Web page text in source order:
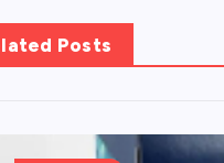
Posts